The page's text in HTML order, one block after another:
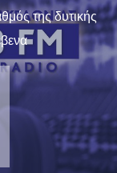
της δυτικής